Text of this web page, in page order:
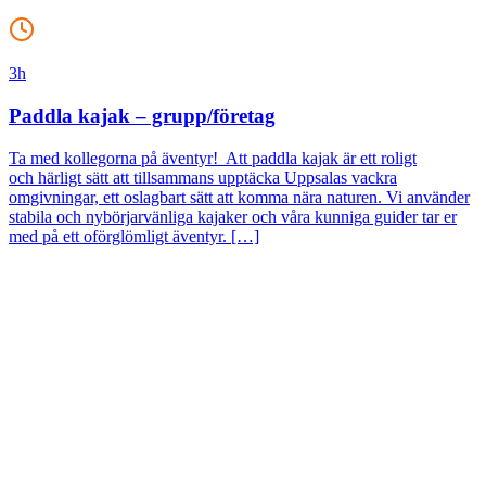
3h
Paddla kajak – grupp/företag
Ta med kollegorna på äventyr! Att paddla kajak är ett roligt
och härligt sätt att tillsammans upptäcka Uppsalas vackra
omgivningar, ett oslagbart sätt att komma nära naturen. Vi använder
stabila och nybörjarvänliga kajaker och våra kunniga guider tar er
med på ett oförglömligt äventyr. […]